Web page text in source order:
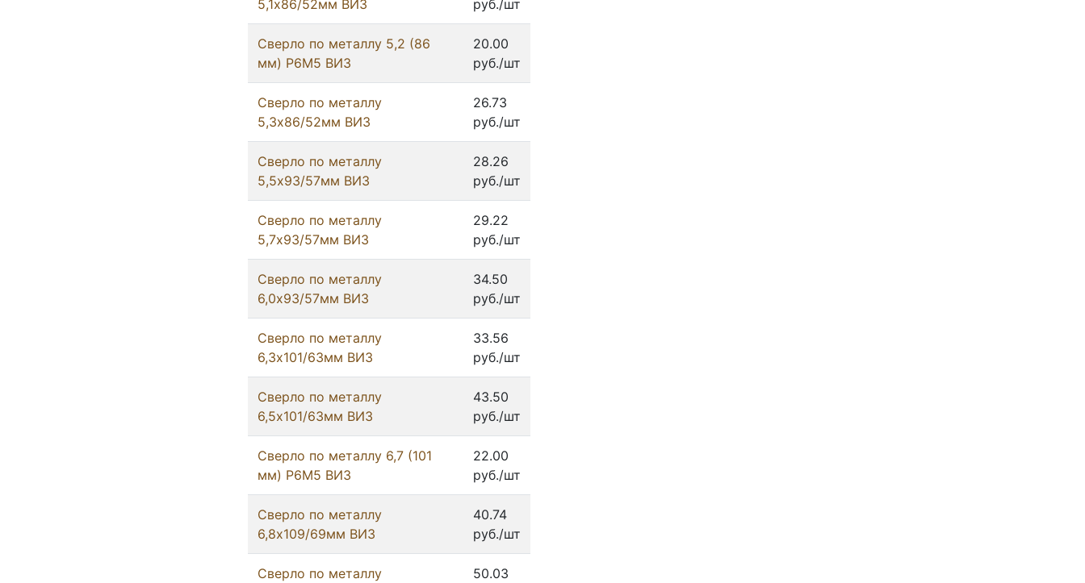
5,1х86/52мм ВИЗ
руб./шт
Сверло по металлу 5,2 (86
мм) Р6М5 ВИЗ
20.00
руб./шт
Сверло по металлу
5,3х86/52мм ВИЗ
26.73
руб./шт
Сверло по металлу
5,5х93/57мм ВИЗ
28.26
руб./шт
Сверло по металлу
5,7х93/57мм ВИЗ
29.22
руб./шт
Сверло по металлу
6,0х93/57мм ВИЗ
34.50
руб./шт
Сверло по металлу
6,3х101/63мм ВИЗ
33.56
руб./шт
Сверло по металлу
6,5х101/63мм ВИЗ
43.50
руб./шт
Сверло по металлу 6,7 (101
мм) Р6М5 ВИЗ
22.00
руб./шт
Сверло по металлу
6,8х109/69мм ВИЗ
40.74
руб./шт
Сверло по металлу 50.03